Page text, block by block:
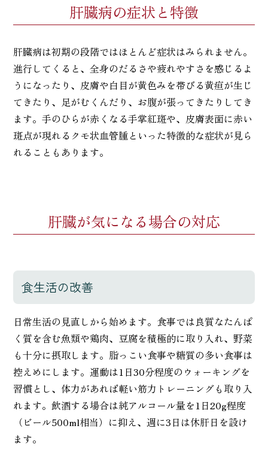
肝臓病の症状と特徴
肝臓病は初期の段階ではほとんど症状はみられません。
進行してくると、全身のだるさや疲れやすさを感じるよ
うになったり、皮膚や白目が黄色みを帯びる黄疸が生じ
てきたり、足がむくんだり、お腹が張ってきたりしてき
ます。手のひらが赤くなる手掌紅斑や、皮膚表面に赤い
斑点が現れるクモ状血管腫といった特徴的な症状が見ら
れることもあります。
肝臓が気になる場合の対応
食生活の改善
日常生活の見直しから始めます。食事では良質なたんぱ
く質を含む魚類や鶏肉、豆腐を積極的に取り入れ、野菜
も十分に摂取します。脂っこい食事や糖質の多い食事は
控えめにします。運動は1日30分程度のウォーキングを
習慣とし、体力があれば軽い筋力トレーニングも取り入
れます。飲酒する場合は純アルコール量を1日20g程度
（ビール500ml相当）に抑え、週に3日は休肝日を設け
ます。